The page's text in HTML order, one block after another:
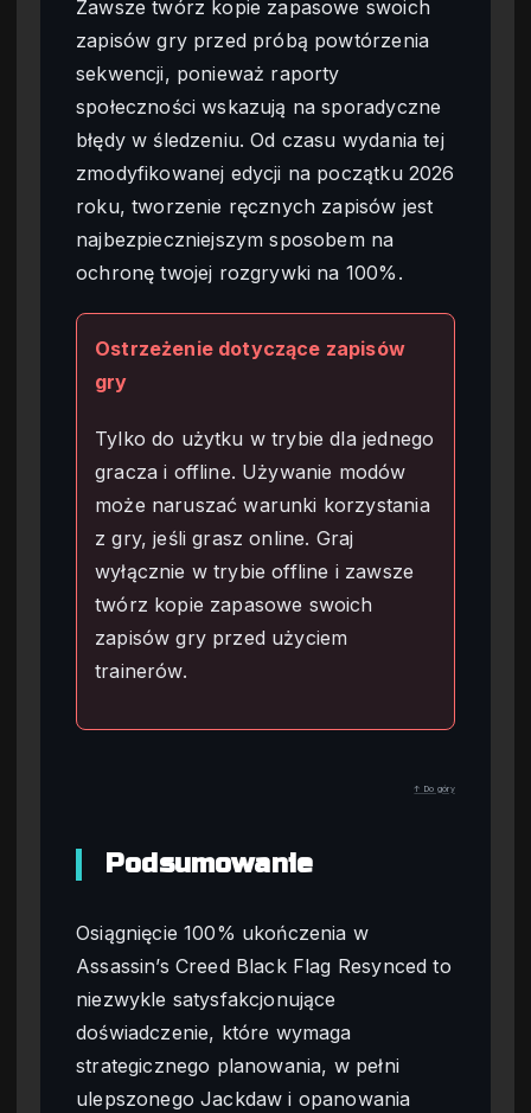
Zawsze twórz kopie zapasowe swoich
zapisów gry przed próbą powtórzenia
sekwencji, ponieważ raporty
społeczności wskazują na sporadyczne
błędy w śledzeniu. Od czasu wydania tej
zmodyfikowanej edycji na początku 2026
roku, tworzenie ręcznych zapisów jest
najbezpieczniejszym sposobem na
ochronę twojej rozgrywki na 100%.
Ostrzeżenie dotyczące zapisów
gry
Tylko do użytku w trybie dla jednego
gracza i offline. Używanie modów
może naruszać warunki korzystania
z gry, jeśli grasz online. Graj
wyłącznie w trybie offline i zawsze
twórz kopie zapasowe swoich
zapisów gry przed użyciem
trainerów.
↑ Do góry
Podsumowanie
Osiągnięcie 100% ukończenia w
Assassin’s Creed Black Flag Resynced to
niezwykle satysfakcjonujące
doświadczenie, które wymaga
strategicznego planowania, w pełni
ulepszonego Jackdaw i opanowania